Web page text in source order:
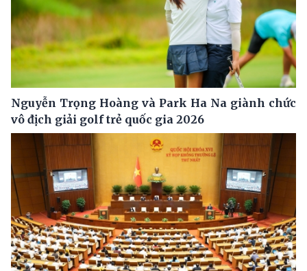
Nguyễn Trọng Hoàng và Park Ha Na giành chức
vô địch giải golf trẻ quốc gia 2026